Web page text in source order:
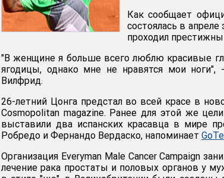
Как сообщает
состоялась в
проходил
"В женщине я больше всего люблю красивые
ягодицы, однако мне не нравятся мои ноги",
Вилфрид.
26-летний Цонга предстал во всей красе в
Cosmopolitan magazine. Ранее для этой же
выставили два испанских красавца в мире
Робредо и Фернандо Вердаско, напоминает
Организация Everyman Male Cancer Campaign
лечение рака простаты и половых органов у